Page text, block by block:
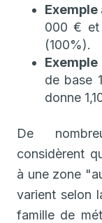
Exemple
000 € et
(100%).
de base
donne
De
considèrent
à une zone
varient selon
famille de